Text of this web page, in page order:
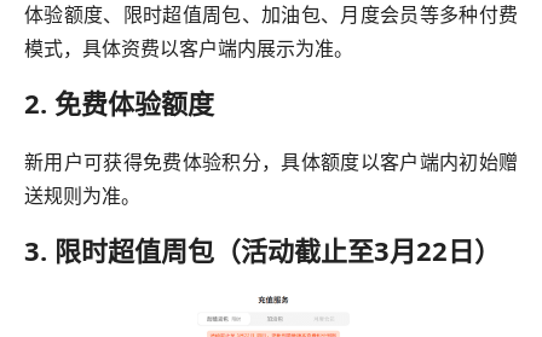
体验额度、限时超值周包、加油包、月度会员等多种付费
模式，具体资费以客户端内展示为准。
2. 免费体验额度
新用户可获得免费体验积分，具体额度以客户端内初始赠
送规则为准。
3. 限时超值周包（活动截止至3月22日）